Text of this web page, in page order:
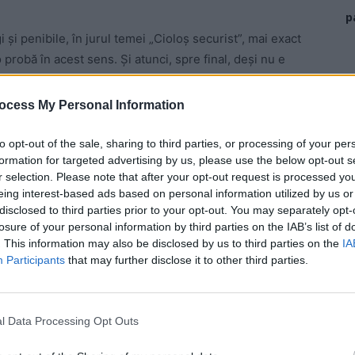
My Personal Information
opt-out of the sale, sharing to third parties, or processing of your
for targeted advertising by us, please use the below opt-out
selection. Please note that after your opt-out request is processed
interest-based ads based on personal information utilized by us
to third parties prior to your opt-out. You may separately
of your personal information by third parties on the IAB’s list of
This information may also be disclosed by us to third parties on the
Participants that may further disclose it to other third parties.
Data Processing Opt Outs
penibile, în jurul temei „Cioloș securist”, mai exact
probă în acest sens. Şi atunci, spre final, deși nu e
a făcut afirmația care a înghețat studioul: „Mai
Advertisement -